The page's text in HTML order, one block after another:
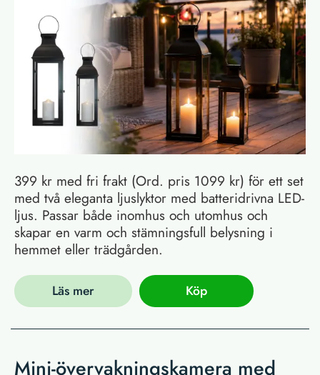
399 kr med fri frakt (Ord. pris 1099 kr) för ett set
med två eleganta ljuslyktor med batteridrivna LED-
ljus. Passar både inomhus och utomhus och
skapar en varm och stämningsfull belysning i
hemmet eller trädgården.
Läs mer Köp
Mini-övervakningskamera med